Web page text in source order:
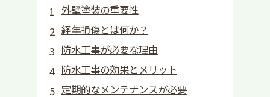
外壁塗装の重要性
経年損傷とは何か？
防水工事が必要な理由
防水工事の効果とメリット
定期的なメンテナンスが必要